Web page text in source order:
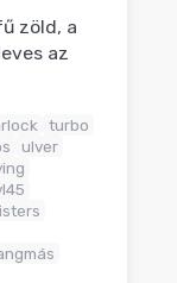
zöld, a
az
turbo
ulver